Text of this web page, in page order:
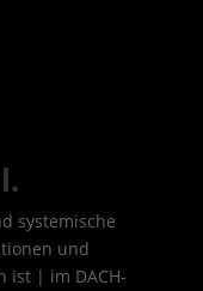
systemische
und
ist | im DACH-